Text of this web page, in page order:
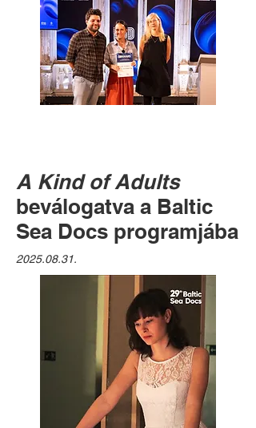
A Kind of Adults
beválogatva a Baltic
Sea Docs programjába
2025.08.31.